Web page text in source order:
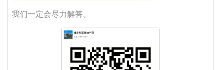
我们一定会尽力解答。